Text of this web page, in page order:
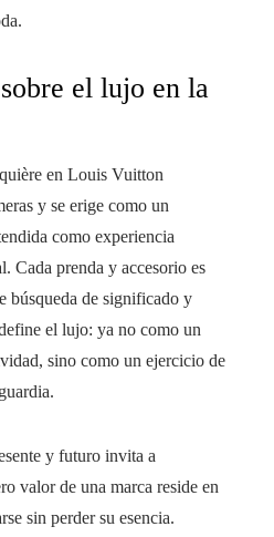
el lujo en la
en Louis Vuitton
y se erige como un
como experiencia
Cada prenda y accesorio es
búsqueda de significado y
el lujo: ya no como un
sino como un ejercicio de
y futuro invita a
valor de una marca reside en
sin perder su esencia.